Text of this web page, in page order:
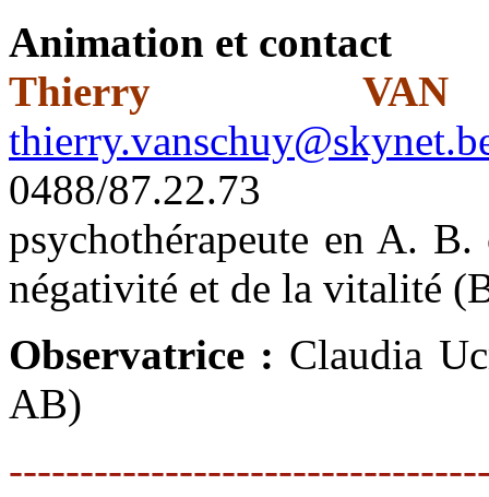
Animation et contact
Thierry VAN
0488/87.22.73
psychothérapeute en A.
négativité et de la vitalité
Observatrice : Claudia
AB)